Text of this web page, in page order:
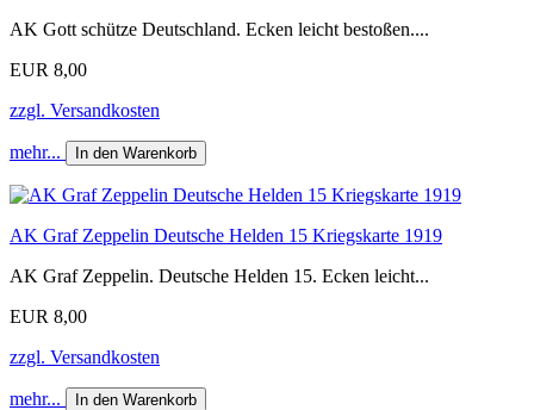
AK Gott schütze Deutschland. Ecken leicht bestoßen....
EUR 8,00
zzgl. Versandkosten
mehr... In den Warenkorb
AK Graf Zeppelin Deutsche Helden 15 Kriegskarte 1919
AK Graf Zeppelin. Deutsche Helden 15. Ecken leicht...
EUR 8,00
zzgl. Versandkosten
mehr... In den Warenkorb